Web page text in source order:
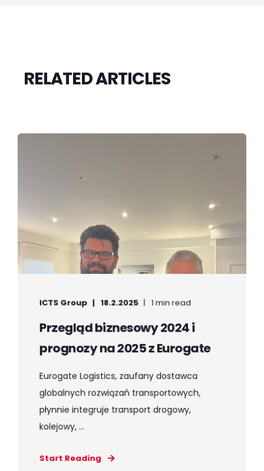
RELATED ARTICLES
ICTS Group 18.2.2025 1 min read
Przegląd biznesowy 2024 i
prognozy na 2025 z Eurogate
Eurogate Logistics, zaufany dostawca
globalnych rozwiązań transportowych,
płynnie integruje transport drogowy,
kolejowy, ...
Start Reading